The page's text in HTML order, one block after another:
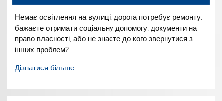
Немає освітлення на вулиці,дорога потребує ремонту,
бажаєте отримати соціальнудопомогу, документи на
право власності, або не знаєте до кого звернутися з
інших проблем?
Дізнатися більше